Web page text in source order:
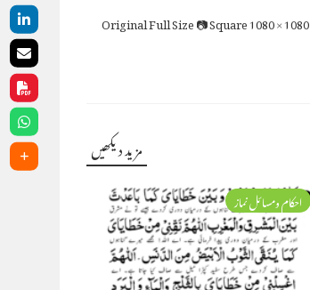
Full Size📷 Square1080 × 1080
مزید دیکھیں
احکام ومسائل نماز